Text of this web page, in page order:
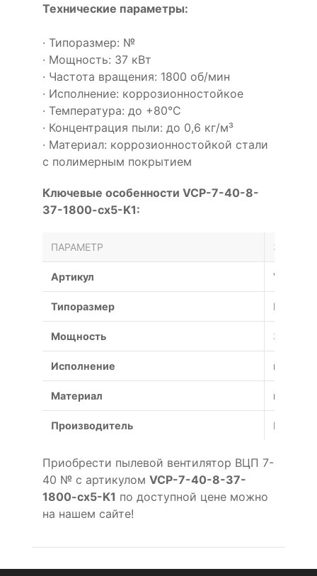
Технические параметры:
· Типоразмер: №
· Мощность: 37 кВт
· Частота вращения: 1800 об/мин
· Исполнение: коррозионностойкое
· Температура: до +80°С
· Концентрация пыли: до 0,6 кг/м³
· Материал: коррозионностойкой стали
с полимерным покрытием
Ключевые особенности VCP-7-40-8-
37-1800-cx5-K1:
ПАРАМЕТР
Артикул VCP-7-
Типоразмер №
Мощность 37 кВт
Исполнение
Материал
Производитель Россия
Приобрести пылевой вентилятор ВЦП 7-
40 № с артикулом VCP-7-40-8-37-
1800-cx5-K1 по доступной цене можно
на нашем сайте!